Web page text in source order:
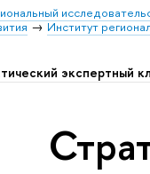
Институт
экспертный